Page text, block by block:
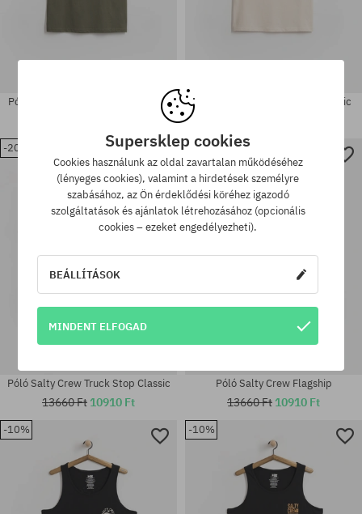
Elérhető méretek:
Elérhető méretek:
L; XL
Elérhető méretek:
Póló Salty Crew Border Fill Classic
Elérhető méretek:
Póló Salty Crew Stamped Classic
-20%
Póló Salty Crew Truck Stop Classic
13660 Ft 10910 Ft
-20%
Póló Salty Crew Flagship
13660 Ft 10910 Ft
-10% -10%
Supersklep cookies
Cookies használunk az oldal zavartalan működéséhez
(lényeges cookies), valamint a hirdetések személyre
szabásához, az Ön érdeklődési köréhez igazodó
szolgáltatások és ajánlatok létrehozásához (opcionális
cookies – ezeket engedélyezheti).
BEÁLLÍTÁSOK
MINDENT ELFOGAD